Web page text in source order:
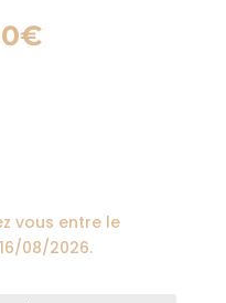
€Plage
vous entre le
16/08/2026.